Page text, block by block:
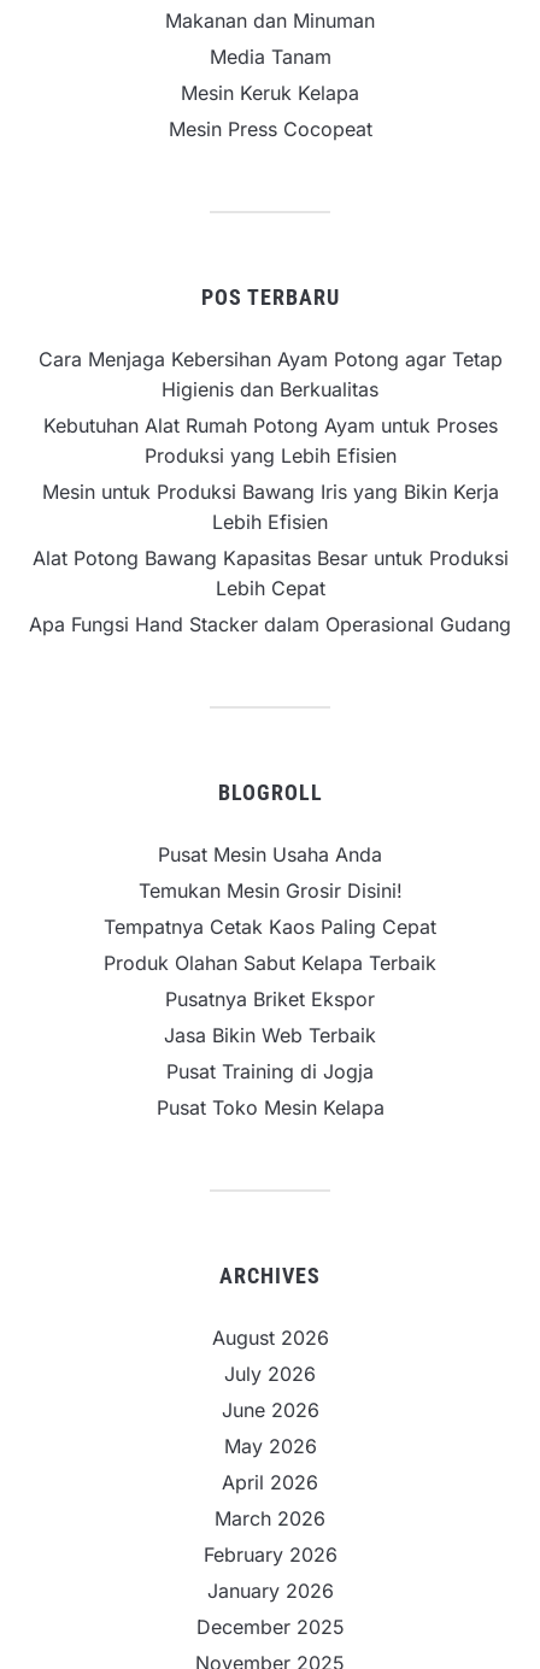
Makanan dan Minuman
Media Tanam
Mesin Keruk Kelapa
Mesin Press Cocopeat
POS TERBARU
Cara Menjaga Kebersihan Ayam Potong agar Tetap
Higienis dan Berkualitas
Kebutuhan Alat Rumah Potong Ayam untuk Proses
Produksi yang Lebih Efisien
Mesin untuk Produksi Bawang Iris yang Bikin Kerja
Lebih Efisien
Alat Potong Bawang Kapasitas Besar untuk Produksi
Lebih Cepat
Apa Fungsi Hand Stacker dalam Operasional Gudang
BLOGROLL
Pusat Mesin Usaha Anda
Temukan Mesin Grosir Disini!
Tempatnya Cetak Kaos Paling Cepat
Produk Olahan Sabut Kelapa Terbaik
Pusatnya Briket Ekspor
Jasa Bikin Web Terbaik
Pusat Training di Jogja
Pusat Toko Mesin Kelapa
ARCHIVES
August 2026
July 2026
June 2026
May 2026
April 2026
March 2026
February 2026
January 2026
December 2025
November 2025